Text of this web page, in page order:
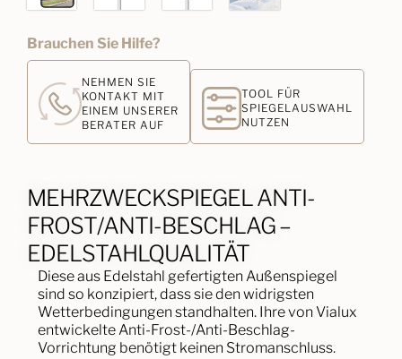
Brauchen Sie Hilfe?
NEHMEN SIE
KONTAKT MIT
EINEM UNSERER
BERATER AUF
TOOL FÜR
SPIEGELAUSWAHL
NUTZEN
MEHRZWECKSPIEGEL ANTI-
FROST/ANTI-BESCHLAG –
EDELSTAHLQUALITÄT
Diese aus Edelstahl gefertigten Außenspiegel
sind so konzipiert, dass sie den widrigsten
Wetterbedingungen standhalten. Ihre von Vialux
entwickelte Anti-Frost-/Anti-Beschlag-
Vorrichtung benötigt keinen Stromanschluss.